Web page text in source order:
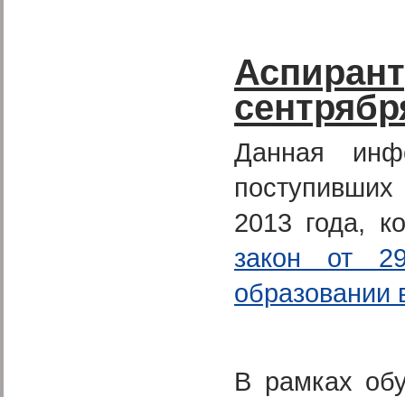
Данная
2013 года,
закон от
образовании
В рамках